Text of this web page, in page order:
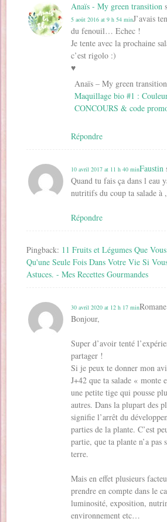
Anaïs - My green transition
5 août 2016 at 9 h 54 minJ’avais
du fenouil… Echec !
Je tente avec la prochaine
c’est rigolo :)
♥
Anaïs – My green
Maquillage bio #1 :
CONCOURS & code
Répondre
Faustin
10 avril 2017 at 11 h 40 min
Quand tu fais ça dans l eau
nutritifs du coup ta salade à
Répondre
Pingback: 11 Fruits et Légumes Que
Qu'une Seule Fois Dans Votre Vie Si
Astuces. - Mes Recettes Gourmandes
Romane
30 avril 2020 at 12 h 17 min
Bonjour,
Super d’avoir tenté
partager !
Si je peux te donner mon
J+42 que ta salade « monte
une petite tige qui pousse
autres. Dans la plupart des
signifie l’arrêt du
parties de la plante. C’est
partie, que ta plante n’a pas
terre.
Mais en effet plusieurs
prendre en compte dans le
luminosité, exposition,
environnement etc…